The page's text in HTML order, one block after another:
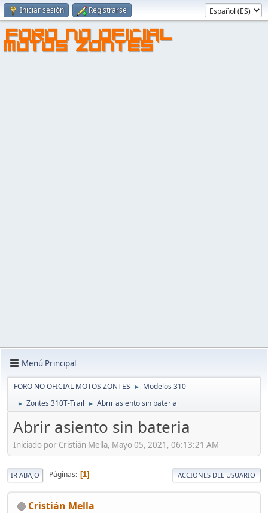
Iniciar sesión Registrarse
FORO NO OFICIAL
MOTOS ZONTES
Menú Principal
FORO NO OFICIAL MOTOS ZONTES ► Modelos 310
► Zontes 310T-Trail ► Abrir asiento sin bateria
Abrir asiento sin bateria
Iniciado por Cristián Mella, Mayo 05, 2021, 06:13:21 AM
IR ABAJO Páginas 1 ACCIONES DEL USUARIO
Cristián Mella